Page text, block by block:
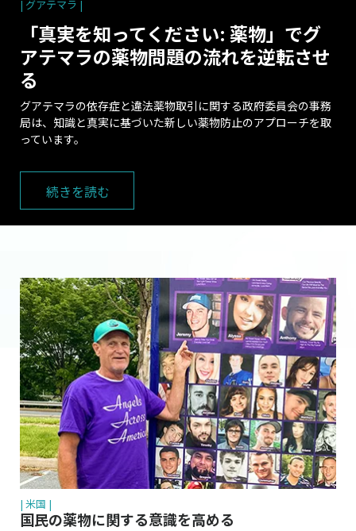
| グアテマラ |
「真実を知ってください: 薬物」でグ
アテマラの薬物問題の流れを逆転させ
る
グアテマラの依存症と違法薬物取引に関する政府委員会の事務
局は、知識と真実に基づいた新しい薬物防止のアプローチを取
っています。
続きを読む
| 米国 |
国民の薬物に関する意識を高める